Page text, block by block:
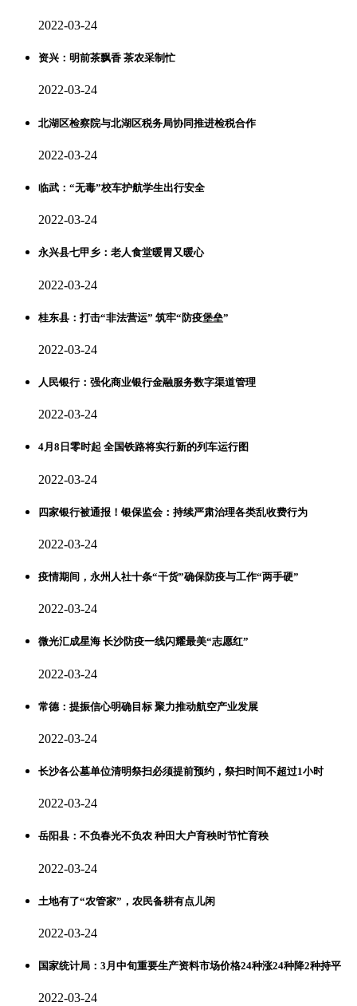
2022-03-24
资兴：明前茶飘香 茶农采制忙
2022-03-24
北湖区检察院与北湖区税务局协同推进检税合作
2022-03-24
临武：“无毒”校车护航学生出行安全
2022-03-24
永兴县七甲乡：老人食堂暖胃又暖心
2022-03-24
桂东县：打击“非法营运” 筑牢“防疫堡垒”
2022-03-24
人民银行：强化商业银行金融服务数字渠道管理
2022-03-24
4月8日零时起 全国铁路将实行新的列车运行图
2022-03-24
四家银行被通报！银保监会：持续严肃治理各类乱收费行为
2022-03-24
疫情期间，永州人社十条“干货”确保防疫与工作“两手硬”
2022-03-24
微光汇成星海 长沙防疫一线闪耀最美“志愿红”
2022-03-24
常德：提振信心明确目标 聚力推动航空产业发展
2022-03-24
长沙各公墓单位清明祭扫必须提前预约，祭扫时间不超过1小时
2022-03-24
岳阳县：不负春光不负农 种田大户育秧时节忙育秧
2022-03-24
土地有了“农管家”，农民备耕有点儿闲
2022-03-24
国家统计局：3月中旬重要生产资料市场价格24种涨24种降2种持平
2022-03-24